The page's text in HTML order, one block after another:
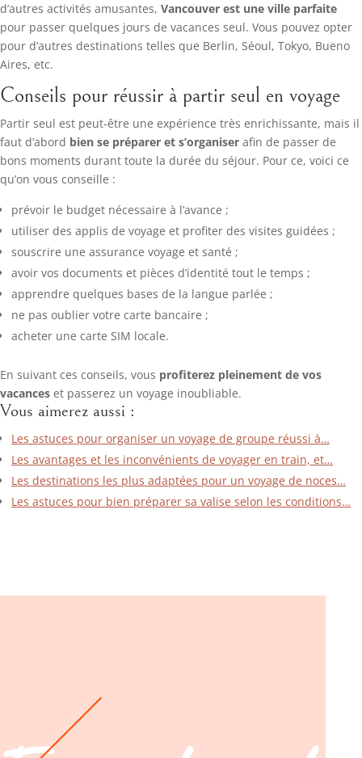
d’autres activités amusantes, Vancouver est une ville parfaite
pour passer quelques jours de vacances seul. Vous pouvez opter
pour d’autres destinations telles que Berlin, Séoul, Tokyo, Bueno
Aires, etc.
Conseils pour réussir à partir seul en voyage
Partir seul est peut-être une expérience très enrichissante, mais il
faut d’abord bien se préparer et s’organiser afin de passer de
bons moments durant toute la durée du séjour. Pour ce, voici ce
qu’on vous conseille :
prévoir le budget nécessaire à l’avance ;
utiliser des applis de voyage et profiter des visites guidées ;
souscrire une assurance voyage et santé ;
avoir vos documents et pièces d’identité tout le temps ;
apprendre quelques bases de la langue parlée ;
ne pas oublier votre carte bancaire ;
acheter une carte SIM locale.
En suivant ces conseils, vous profiterez pleinement de vos
vacances et passerez un voyage inoubliable.
Vous aimerez aussi :
Les astuces pour organiser un voyage de groupe réussi à…
Les avantages et les inconvénients de voyager en train, et…
Les destinations les plus adaptées pour un voyage de noces…
Les astuces pour bien préparer sa valise selon les conditions…